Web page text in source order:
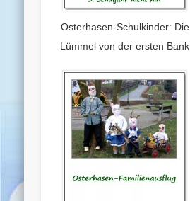
Osterhasen-Schulkinder: Die
Lümmel von der ersten Bank